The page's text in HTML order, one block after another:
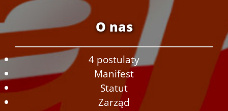
O nas
4 postulaty
Manifest
Statut
Zarząd